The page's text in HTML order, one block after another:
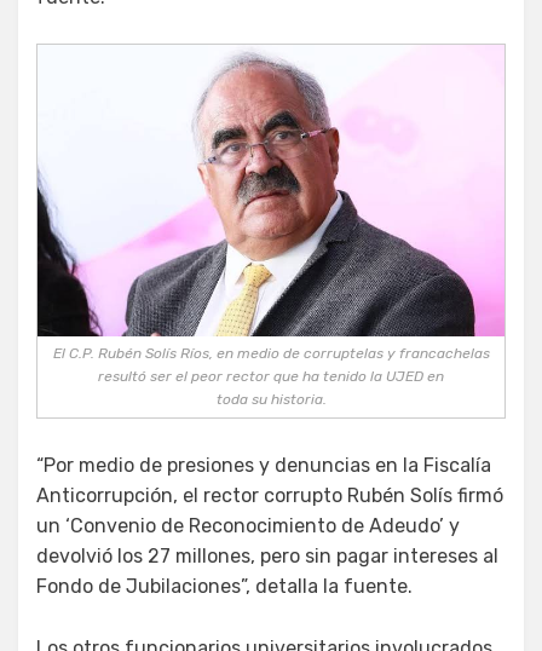
El C.P. Rubén Solís Ríos, en medio de corruptelas y francachelas
resultó ser el peor rector que ha tenido la UJED en
toda su historia.
“Por medio de presiones y denuncias en la Fiscalía
Anticorrupción, el rector corrupto Rubén Solís firmó
un ‘Convenio de Reconocimiento de Adeudo’ y
devolvió los 27 millones, pero sin pagar intereses al
Fondo de Jubilaciones”, detalla la fuente.